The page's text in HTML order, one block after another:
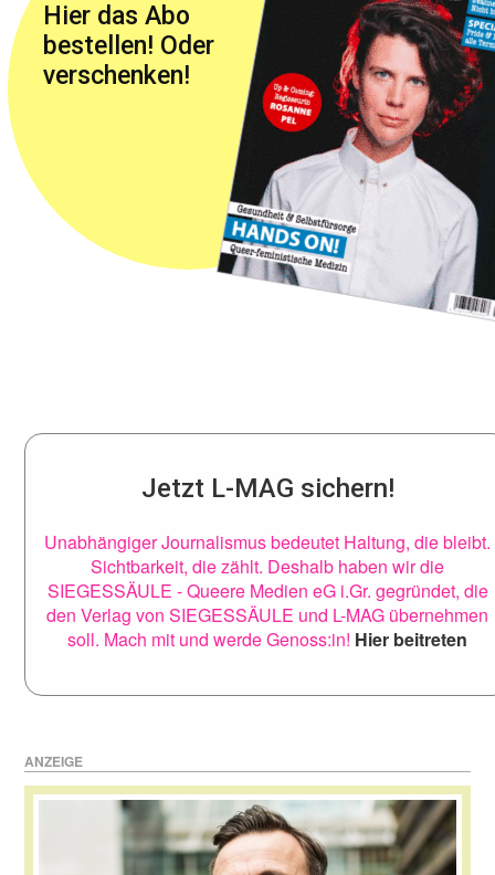
Hier das Abo
bestellen! Oder
verschenken!
Jetzt L-MAG sichern!
Unabhängiger Journalismus bedeutet Haltung, die bleibt.
Sichtbarkeit, die zählt. Deshalb haben wir die
SIEGESSÄULE - Queere Medien eG i.Gr. gegründet, die
den Verlag von SIEGESSÄULE und L-MAG übernehmen
soll. Mach mit und werde Genoss:in! Hier beitreten
ANZEIGE